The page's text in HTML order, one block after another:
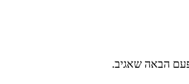
הבאה שאגיב.